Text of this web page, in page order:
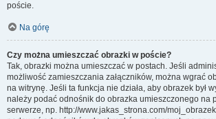
poście.
Na górę
Czy można umieszczać obrazki w poście?
Tak, obrazki można umieszczać w postach. Jeśli
możliwość zamieszczania załączników, można wgrać
na witrynę. Jeśli ta funkcja nie działa, aby obrazek był
należy podać odnośnik do obrazka umieszczonego na
serwerze, np. http://www.jakas_strona.com/